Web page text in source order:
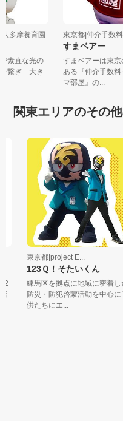
人多摩養育園
で素直な光の
を繋ぎ 大き
東京都|仲介手数
すまベアー
すまベアーは東
ある『仲介手数
マ部屋』の...
関東エリアのその
東京都|project E...
123Ｑ！そたいくん
練馬区を拠点に地域に密着した
防災・防犯啓蒙活動を中心に子
供たちにエ...